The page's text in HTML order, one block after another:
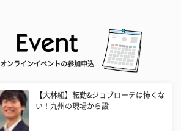
オンラインイベントの参加申込
【大林組】転勤&ジョブローテは怖くな
い！九州の現場から設